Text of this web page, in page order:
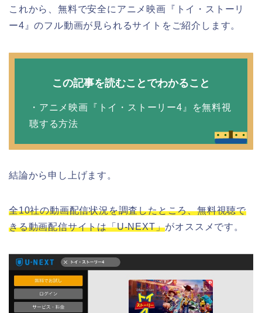
これから、無料で安全にアニメ映画『トイ・ストーリ
ー4』のフル動画が見られるサイトをご紹介します。
この記事を読むことでわかること
・アニメ映画『トイ・ストーリー4』を無料視
聴する方法
結論から申し上げます。
全10社の動画配信状況を調査したところ、無料視聴で
きる動画配信サイトは「U-NEXT」がオススメです。